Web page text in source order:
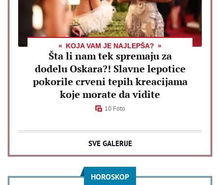
KOJA VAM JE NAJLEPŠA?
Šta li nam tek spremaju za
dodelu Oskara?! Slavne lepotice
pokorile crveni tepih kreacijama
koje morate da vidite
10 Foto
SVE GALERIJE
HOROSKOP